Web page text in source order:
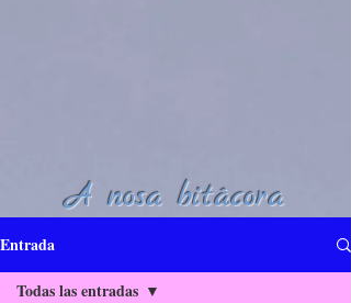
A nosa bitácora
Entrada
Todas las entradas